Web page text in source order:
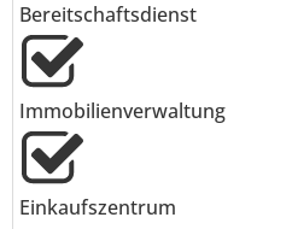
Bereitschaftsdienst
Immobilienverwaltung
Einkaufszentrum